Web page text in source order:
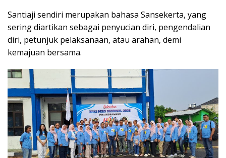
Santiaji sendiri merupakan bahasa Sansekerta, yang
sering diartikan sebagai penyucian diri, pengendalian
diri, petunjuk pelaksanaan, atau arahan, demi
kemajuan bersama.